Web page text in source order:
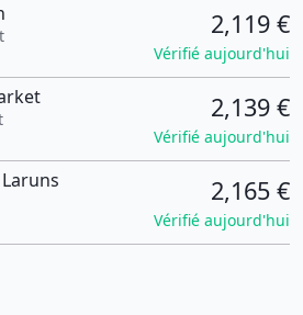
2,119 €
Vérifié aujourd'hui
2,139 €
Vérifié aujourd'hui
2,165 €
Vérifié aujourd'hui